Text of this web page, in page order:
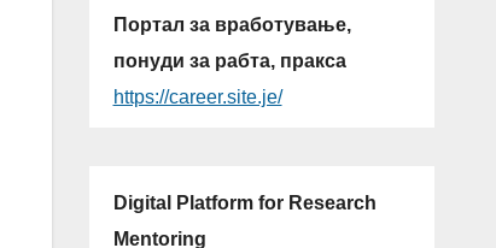
Портал за вработување,
понуди за рабта, пракса
https://career.site.je/
Digital Platform for Research
Mentoring